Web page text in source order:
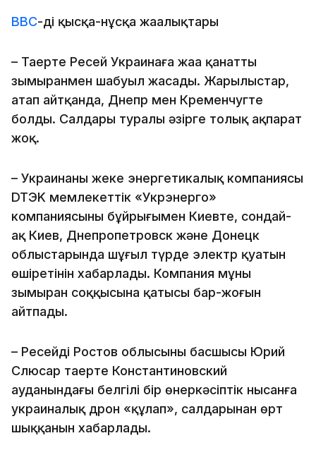
ВВС-дің қысқа-нұсқа жаңалықтары
– Таңертең Ресей Украинаға жаңа қанатты
зымыранмен шабуыл жасады. Жарылыстар,
атап айтқанда, Днепр мен Кременчугте
болды. Салдары туралы әзірге толық ақпарат
жоқ.
– Украинаның жеке энергетикалық компаниясы
DTЭK мемлекеттік «Укрэнерго»
компаниясының бұйрығымен Киевте, сондай-
ақ Киев, Днепропетровск және Донецк
облыстарында шұғыл түрде электр қуатын
өшіретінін хабарлады. Компания мұның
зымыран соққысына қатысы бар-жоғын
айтпады.
– Ресейдің Ростов облысының басшысы Юрий
Слюсар таңертең Константиновский
ауданындағы белгілі бір өнеркәсіптік нысанға
украиналық дрон «құлап», салдарынан өрт
шыққанын хабарлады.